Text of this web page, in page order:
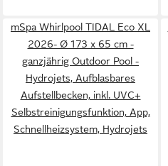
mSpa Whirlpool TIDAL Eco XL
2026- Ø 173 x 65 cm -
ganzjährig Outdoor Pool -
Hydrojets, Aufblasbares
Aufstellbecken, inkl. UVC+
Selbstreinigungsfunktion, App,
Schnellheizsystem, Hydrojets